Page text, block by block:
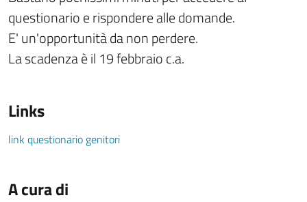
questionario e rispondere alle domande.
E' un'opportunità da non perdere.
La scadenza è il 19 febbraio c.a.
Links
link questionario genitori
A cura di